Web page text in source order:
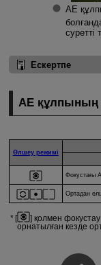
AE
суретті
Ескертпе
AE құлпының
Өлшеу режимі
Фокустағы
Ортадан
[
] қолмен
орнатылған кезде